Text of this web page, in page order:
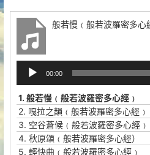
般若慢﹙般若波羅密多心
播
放
器
00:00
1. 般若慢﹙般若波羅密多心經﹚
2. 嘎拉之韻﹙般若波羅密多心經﹚
3. 空谷蒼候﹙般若波羅密多心經﹚
4. 秋原頌﹙般若波羅密多心經）
5. 輕快曲﹙般若波羅密多心經﹚